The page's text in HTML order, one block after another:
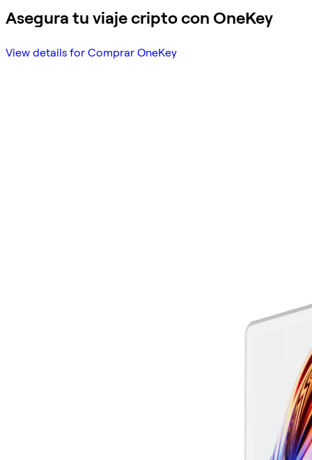
Asegura tu viaje cripto con OneKey
View details for Comprar OneKey